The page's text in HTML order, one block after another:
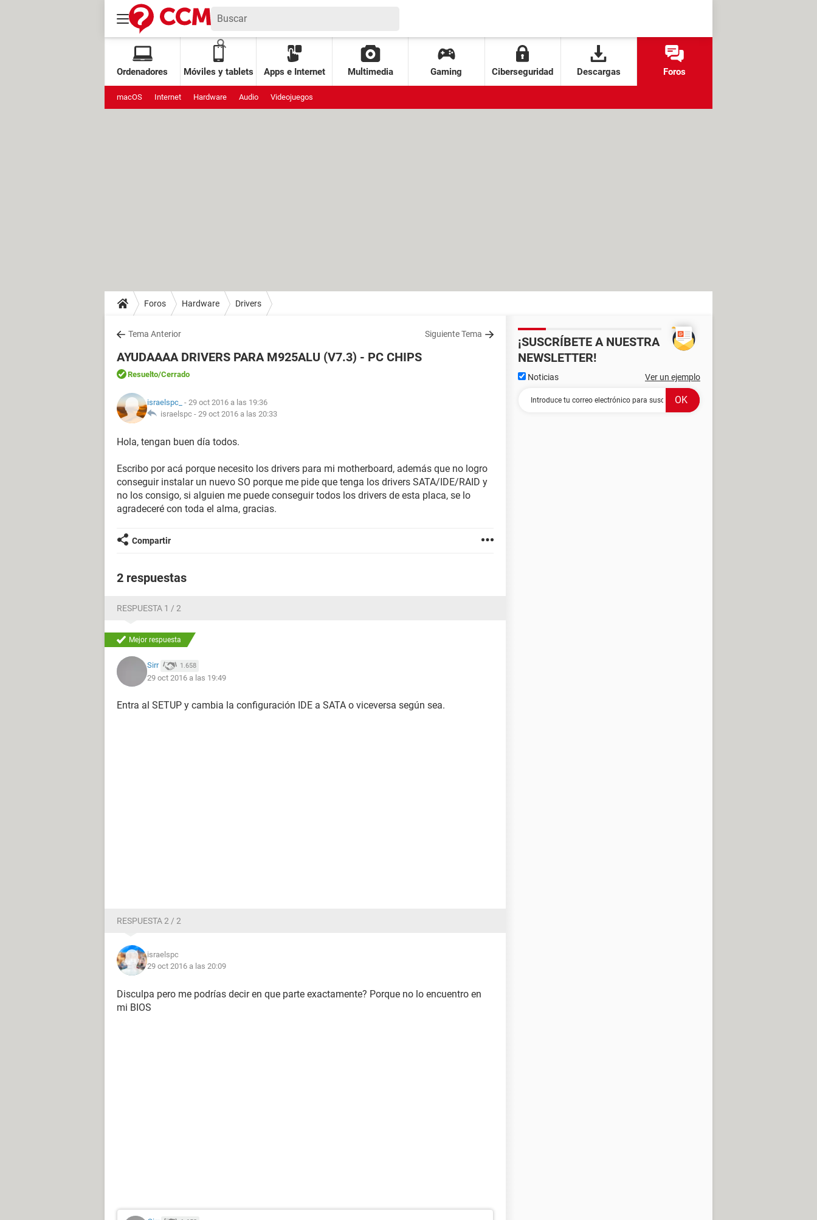
Ordenadores Móviles y tablets Apps e Internet Multimedia Gaming Ciberseguridad Descargas Foros
macOS Internet Hardware Audio Videojuegos
Foros Hardware Drivers
Tema Anterior Siguiente Tema
AYUDAAAA DRIVERS PARA M925ALU (V7.3) - PC CHIPS
Resuelto/Cerrado
israelspc_ - 29 oct 2016 a las 19:36
israelspc - 29 oct 2016 a las 20:33
Hola, tengan buen día todos.
Escribo por acá porque necesito los drivers para mi motherboard, además que no logro
conseguir instalar un nuevo SO porque me pide que tenga los drivers SATA/IDE/RAID y
no los consigo, si alguien me puede conseguir todos los drivers de esta placa, se lo
agradeceré con toda el alma, gracias.
Compartir
2 respuestas
RESPUESTA 1 / 2
Mejor respuesta
Sirr 1.658
29 oct 2016 a las 19:49
Entra al SETUP y cambia la configuración IDE a SATA o viceversa según sea.
RESPUESTA 2 / 2
israelspc
29 oct 2016 a las 20:09
Disculpa pero me podrías decir en que parte exactamente? Porque no lo encuentro en
mi BIOS
¡SUSCRÍBETE A NUESTRA
NEWSLETTER!
Noticias Ver un ejemplo